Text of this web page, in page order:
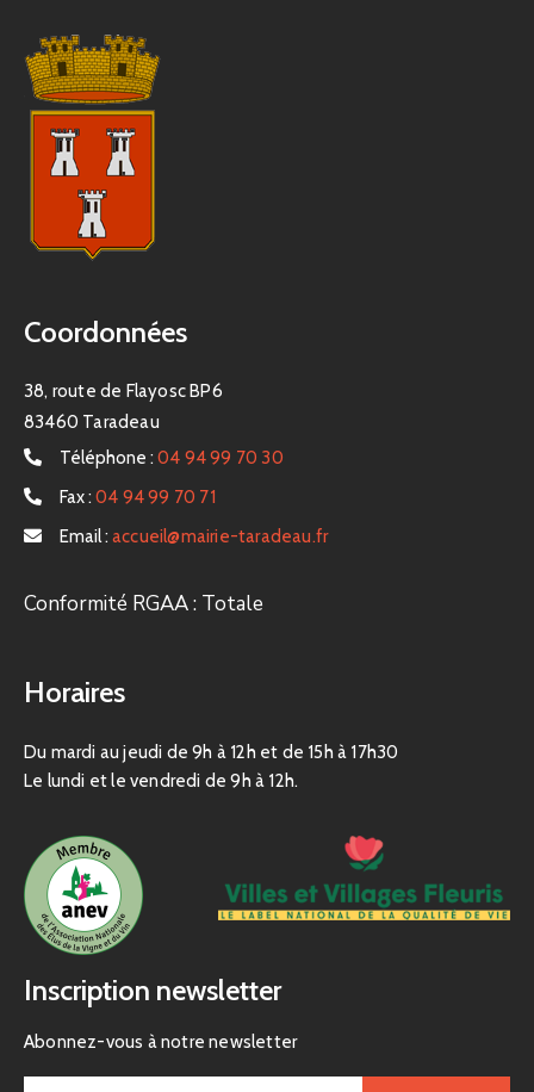
Coordonnées
38, route de Flayosc BP6
83460 Taradeau
Téléphone : 04 94 99 70 30
Fax : 04 94 99 70 71
Email : accueil@mairie-taradeau.fr
Conformité RGAA : Totale
Horaires
Du mardi au jeudi de 9h à 12h et de 15h à 17h30
Le lundi et le vendredi de 9h à 12h.
Inscription newsletter
Abonnez-vous à notre newsletter